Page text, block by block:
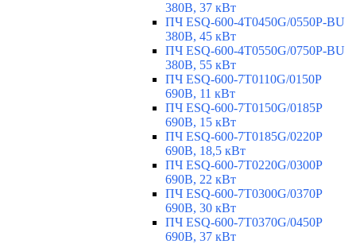
380В, 37 кВт
ПЧ ESQ-600-4T0450G/0550P-BU
380В, 45 кВт
ПЧ ESQ-600-4T0550G/0750P-BU
380В, 55 кВт
ПЧ ESQ-600-7T0110G/0150P
690В, 11 кВт
ПЧ ESQ-600-7T0150G/0185P
690В, 15 кВт
ПЧ ESQ-600-7T0185G/0220P
690В, 18,5 кВт
ПЧ ESQ-600-7T0220G/0300P
690В, 22 кВт
ПЧ ESQ-600-7T0300G/0370P
690В, 30 кВт
ПЧ ESQ-600-7T0370G/0450P
690В, 37 кВт